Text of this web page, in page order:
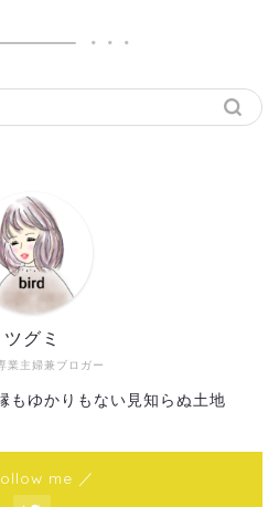
業主婦兼ブロガー
ツグミ
もゆかりもない見知らぬ土地
me ／